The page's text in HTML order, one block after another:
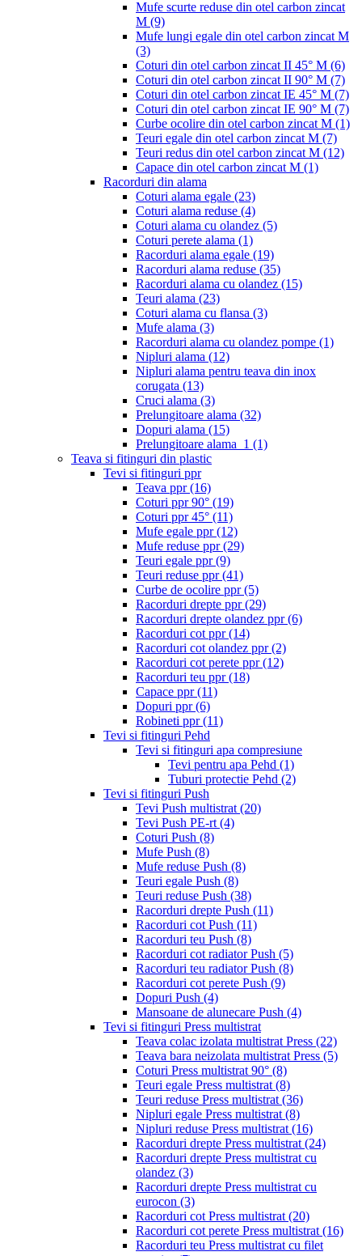
Mufe scurte reduse din otel carbon zincat
M (9)
Mufe lungi egale din otel carbon zincat M
(3)
Coturi din otel carbon zincat II 45° M (6)
Coturi din otel carbon zincat II 90° M (7)
Coturi din otel carbon zincat IE 45° M (7)
Coturi din otel carbon zincat IE 90° M (7)
Curbe ocolire din otel carbon zincat M (1)
Teuri egale din otel carbon zincat M (7)
Teuri redus din otel carbon zincat M (12)
Capace din otel carbon zincat M (1)
Racorduri din alama
Coturi alama egale (23)
Coturi alama reduse (4)
Coturi alama cu olandez (5)
Coturi perete alama (1)
Racorduri alama egale (19)
Racorduri alama reduse (35)
Racorduri alama cu olandez (15)
Teuri alama (23)
Coturi alama cu flansa (3)
Mufe alama (3)
Racorduri alama cu olandez pompe (1)
Nipluri alama (12)
Nipluri alama pentru teava din inox
corugata (13)
Cruci alama (3)
Prelungitoare alama (32)
Dopuri alama (15)
Prelungitoare alama_1 (1)
Teava si fitinguri din plastic
Tevi si fitinguri ppr
Teava ppr(16)
Coturi ppr 90° (19)
Coturi ppr 45° (11)
Mufe egale ppr(12)
Mufe reduse ppr(29)
Teuri egale ppr(9)
Teuri reduse ppr(41)
Curbe de ocolire ppr(5)
Racorduri drepte ppr(29)
Racorduri drepte olandez ppr(6)
Racorduri cot ppr(14)
Racorduri cot olandez ppr(2)
Racorduri cot perete ppr(12)
Racorduri teu ppr(18)
Capace ppr(11)
Dopuri ppr(6)
Robineti ppr(11)
Tevi si fitinguri Pehd
Tevi si fitinguri apa compresiune
Tevi pentru apa Pehd (1)
Tuburi protectie Pehd (2)
Tevi si fitinguri Push
Tevi Push multistrat (20)
Tevi Push PE-rt (4)
Coturi Push (8)
Mufe Push (8)
Mufe reduse Push (8)
Teuri egale Push (8)
Teuri reduse Push (38)
Racorduri drepte Push (11)
Racorduri cot Push (11)
Racorduri teu Push (8)
Racorduri cot radiator Push (5)
Racorduri teu radiator Push (8)
Racorduri cot perete Push (9)
Dopuri Push (4)
Mansoane de alunecare Push (4)
Tevi si fitinguri Press multistrat
Teava colac izolata multistrat Press (22)
Teava bara neizolata multistrat Press (5)
Coturi Press multistrat 90° (8)
Teuri egale Press multistrat (8)
Teuri reduse Press multistrat (36)
Nipluri egale Press multistrat (8)
Nipluri reduse Press multistrat (16)
Racorduri drepte Press multistrat (24)
Racorduri drepte Press multistrat cu
olandez (3)
Racorduri drepte Press multistrat cu
eurocon (3)
Racorduri cot Press multistrat (20)
Racorduri cot perete Press multistrat (16)
Racorduri teu Press multistrat cu filet